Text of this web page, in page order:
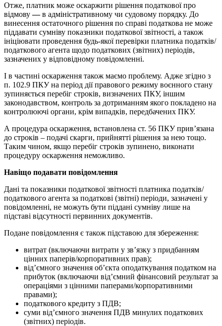
Отже, платник може оскаржити рішення податкової про
відмову—в адміністративному чи судовому порядку. До
винесення остаточного рішення по справі податкова не може
піддавати сумніву показники податкової звітності, а також
ініціювати проведення будь-якої перевірки платника податків/
податкового агента щодо податкових (звітних) періодів,
зазначених у відповідному повідомленні.
І в частині оскарження також маємо проблему. Адже згідно з
п. 102.9 ПКУ на період дії правового режиму воєнного стану
зупиняється перебіг строків, визначених ПКУ, іншим
законодавством, контроль за дотриманням якого покладено на
контролюючі органи, крім випадків, передбачених ПКУ.
А процедура оскарження, встановлена ст. 56 ПКУ прив’язана
до строків – подачі скарги, прийнятті рішення за нею тощо.
Таким чином, якщо перебіг строків зупинено, виконати
процедуру оскарження неможливо.
Навіщо подавати повідомлення
Дані та показники податкової звітності платника податків/
податкового агента за податкові (звітні) періоди, зазначені у
повідомленні, не можуть бути піддані сумніву лише на
підставі відсутності первинних документів.
Подане повідомлення є також підставою для збереження:
витрат (включаючи витрати у зв’язку з придбанням
цінних паперів/корпоративних прав);
від’ємного значення об’єкта оподаткування податком на
прибуток (включаючи від’ємний фінансовий результат за
операціями з цінними паперами/корпоративними
правами);
податкового кредиту з ПДВ;
суми від’ємного значення ПДВ минулих податкових
(звітних) періодів.